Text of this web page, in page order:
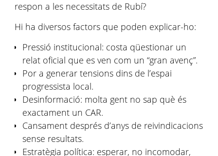
respon a les necessitats de Rubí?
Hi ha diversos factors que poden explicar-ho:
Pressió institucional: costa qüestionar un
relat oficial que es ven com un “gran avenç”.
Por a generar tensions dins de l’espai
progressista local.
Desinformació: molta gent no sap què és
exactament un CAR.
Cansament després d’anys de reivindicacions
sense resultats.
Estratègia política: esperar, no incomodar,